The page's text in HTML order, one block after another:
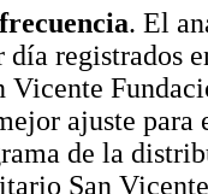
. El
día registrados
Vicente
ajuste
de la
San